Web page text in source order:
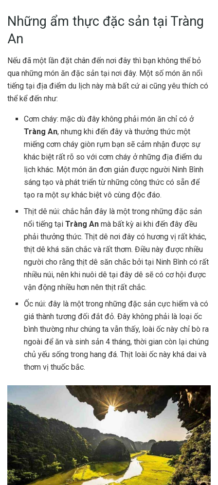
Những ẩm thực đặc sản tại Tràng
An
Nếu đã một lần đặt chân đến nơi đây thì bạn không thể bỏ
qua những món ăn đặc sản tại nơi đây. Một số món ăn nổi
tiếng tại địa điểm du lịch này mà bất cứ ai cũng yêu thích có
thể kể đến như:
Cơm cháy: mặc dù đây không phải món ăn chỉ có ở
Tràng An, nhưng khi đến đây và thưởng thức một
miếng cơm cháy giòn rụm bạn sẽ cảm nhận được sự
khác biệt rất rõ so với cơm cháy ở những địa điểm du
lịch khác. Một món ăn đơn giản được người Ninh Bình
sáng tạo và phát triển từ những công thức có sẵn để
tạo ra một sự khác biệt vô cùng độc đáo.
Thịt dê núi: chắc hẳn đây là một trong những đặc sản
nổi tiếng tạiTràng An mà bất kỳ ai khi đến đây đều
phải thưởng thức. Thịt dê nơi đây có hương vị rất khác,
thịt dê khá săn chắc và rất thơm. Điều này được nhiều
người cho rằng thịt dê săn chắc bởi tại Ninh Bình có rất
nhiều núi, nên khi nuôi dê tại đây dê sẽ có cơ hội được
vận động nhiều hơn nên thịt rất chắc.
Ốc núi: đây là một trong những đặc sản cực hiếm và có
giá thành tương đối đắt đỏ. Đây không phải là loại ốc
bình thường như chúng ta vẫn thấy, loài ốc này chỉ bò ra
ngoài để ăn và sinh sản 4 tháng, thời gian còn lại chúng
chủ yếu sống trong hang đá. Thịt loài ốc này khá dai và
thơm vị thuốc bắc.